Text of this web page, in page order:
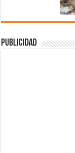
Publicidad